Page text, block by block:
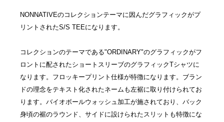
NONNATIVEのコレクションテーマに因んだグラフィックがプ
リントされたS/S TEEになります。
コレクションのテーマである"ORDINARY"のグラフィックがフ
ロントに配されたショートスリーブのグラフィックTシャツに
なります。フロッキープリント仕様が特徴になります。ブラン
ドの理念をテキスト化されたネームも左裾に取り付けられてお
ります。バイオボールウォッシュ加工が施されており、バック
身頃の裾のラウンド、サイドに設けられたスリットも特徴にな